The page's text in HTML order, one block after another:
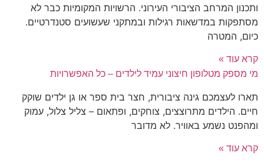
המרחב הציבורי העירוני. הרשויות המקומיות כבר לא
במדשאות רגילות ובמתקני שעשועים סטנדרטיים.
המטרה
עוד »
מספק מטלופון חיצוני עמיד לילדים – כל האפשרויות
לעצמכם גינה ציבורית, חצר בית ספר או גן ילדים שוקק
הילדים מתרוצצים, צוחקים, ופתאום – צליל צלול, עמוק
נשמע באוויר. לא מדובר
עוד »